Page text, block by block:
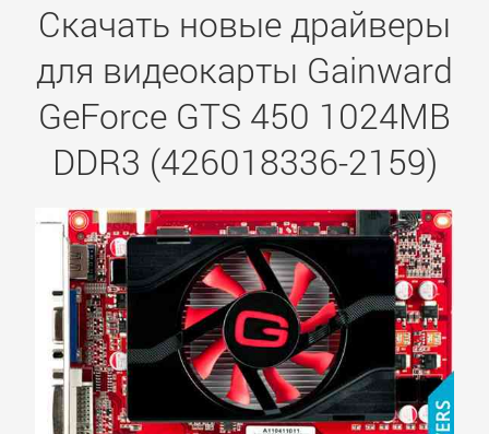
Скачать новые драйверы
для видеокарты Gainward
GeForce GTS 450 1024MB
DDR3 (426018336-2159)